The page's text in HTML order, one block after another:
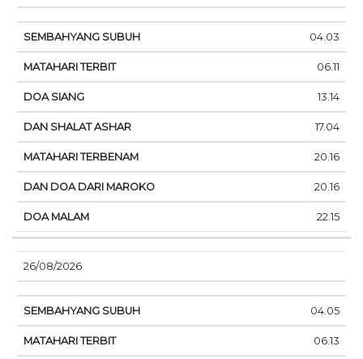
04.03
06.11
13.14
17.04
20.16
20.16
22.15
26/08/2026
04.05
06.13